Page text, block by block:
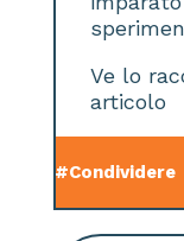
#Condividere
Ve lo
articolo